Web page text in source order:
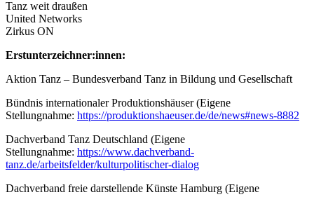
Tanz weit draußen
United Networks
Zirkus ON
Erstunterzeichner:innen:
Aktion Tanz – Bundesverband Tanz in Bildung und Gesellschaft
Bündnis internationaler Produktionshäuser (Eigene
Stellungnahme: https://produktionshaeuser.de/de/news#news-8882
Dachverband Tanz Deutschland (Eigene
Stellungnahme: https://www.dachverband-
tanz.de/arbeitsfelder/kulturpolitischer-dialog
Dachverband freie darstellende Künste Hamburg (Eigene